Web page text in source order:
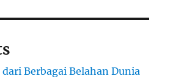
Gerhana
Kilasan
Berbagai Belahan Dunia